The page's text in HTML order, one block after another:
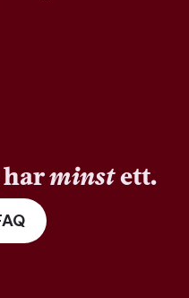
harminstett.